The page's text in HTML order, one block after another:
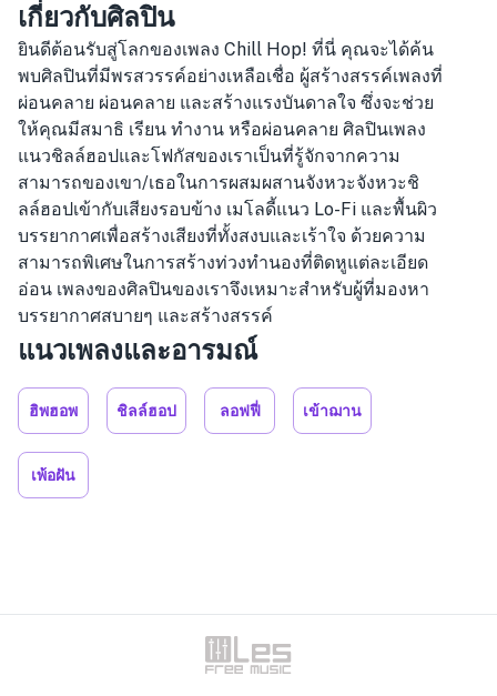
เกี่ยวกับศิลปิน
ยินดีต้อนรับสู่โลกของเพลง Chill Hop! ที่นี่ คุณจะได้ค้น
พบศิลปินที่มีพรสวรรค์อย่างเหลือเชื่อ ผู้สร้างสรรค์เพลงที่
ผ่อนคลาย ผ่อนคลาย และสร้างแรงบันดาลใจ ซึ่งจะช่วย
ให้คุณมีสมาธิ เรียน ทำงาน หรือผ่อนคลาย ศิลปินเพลง
แนวชิลล์ฮอปและโฟกัสของเราเป็นที่รู้จักจากความ
สามารถของเขา/เธอในการผสมผสานจังหวะจังหวะชิ
ลล์ฮอปเข้ากับเสียงรอบข้าง เมโลดี้แนว Lo-Fi และพื้นผิว
บรรยากาศเพื่อสร้างเสียงที่ทั้งสงบและเร้าใจ ด้วยความ
สามารถพิเศษในการสร้างท่วงทำนองที่ติดหูแต่ละเอียด
อ่อน เพลงของศิลปินของเราจึงเหมาะสำหรับผู้ที่มองหา
บรรยากาศสบายๆ และสร้างสรรค์
แนวเพลงและอารมณ์
ฮิพฮอพ ชิลล์ฮอป ลอฟฟี่ เข้าฌาน
เพ้อฝัน